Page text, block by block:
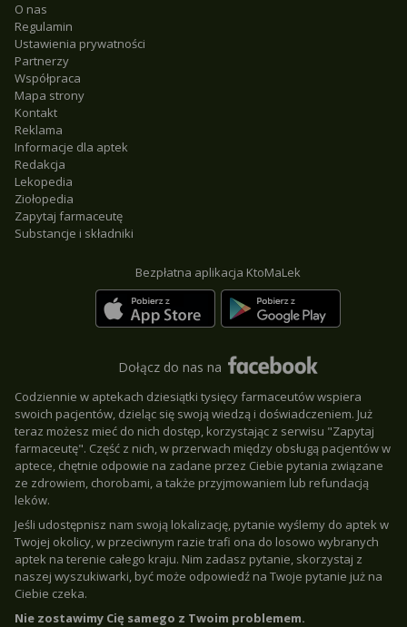
O nas
Regulamin
Ustawienia prywatności
Partnerzy
Współpraca
Mapa strony
Kontakt
Reklama
Informacje dla aptek
Redakcja
Lekopedia
Ziołopedia
Zapytaj farmaceutę
Substancje i składniki
Bezpłatna aplikacja KtoMaLek
Dołącz do nas na
Codziennie w aptekach dziesiątki tysięcy farmaceutów wspiera
swoich pacjentów, dzieląc się swoją wiedzą i doświadczeniem. Już
teraz możesz mieć do nich dostęp, korzystając z serwisu "Zapytaj
farmaceutę". Część z nich, w przerwach między obsługą pacjentów w
aptece, chętnie odpowie na zadane przez Ciebie pytania związane
ze zdrowiem, chorobami, a także przyjmowaniem lub refundacją
leków.
Jeśli udostępnisz nam swoją lokalizację, pytanie wyślemy do aptek w
Twojej okolicy, w przeciwnym razie trafi ona do losowo wybranych
aptek na terenie całego kraju. Nim zadasz pytanie, skorzystaj z
naszej wyszukiwarki, być może odpowiedź na Twoje pytanie już na
Ciebie czeka.
Nie zostawimy Cię samego z Twoim problemem.